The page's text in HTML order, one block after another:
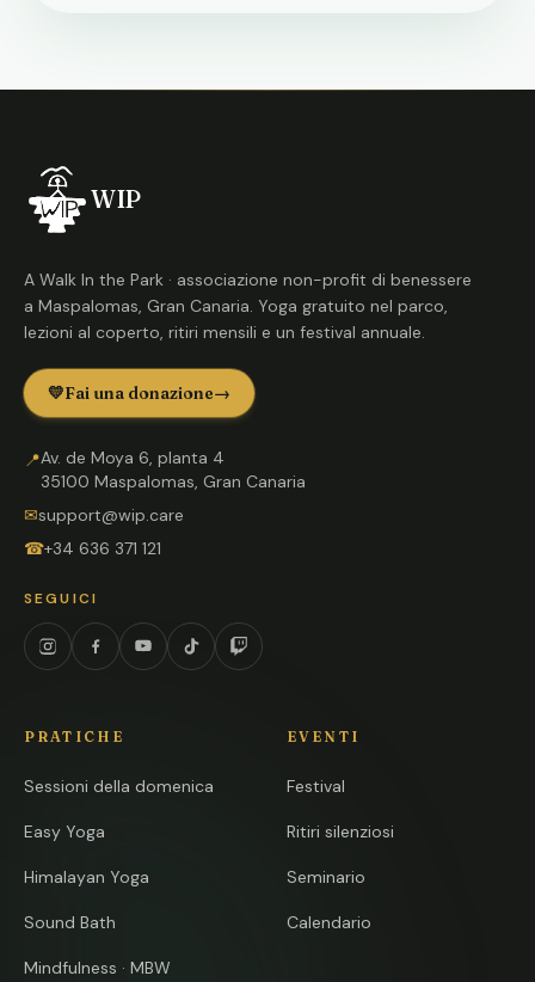
WIP
A Walk In the Park · associazione non-profit di benessere
a Maspalomas, Gran Canaria. Yoga gratuito nel parco,
lezioni al coperto, ritiri mensili e un festival annuale.
💛Fai una donazione→
📍Av. de Moya 6, planta 4
35100 Maspalomas, Gran Canaria
✉support@wip.care
☎+34 636 371 121
SEGUICI
InstagramFacebookYouTubeTikTokTwitch
PRATICHE
Sessioni della domenica
Easy Yoga
Himalayan Yoga
Sound Bath
Mindfulness · MBW
EVENTI
Festival
Ritiri silenziosi
Seminario
Calendario